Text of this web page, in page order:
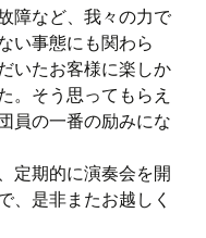
障など、我々の力で
い事態にも関わら
いたお客様に楽しか
。そう思ってもらえ
員の一番の励みにな
定期的に演奏会を開
、是非またお越しく